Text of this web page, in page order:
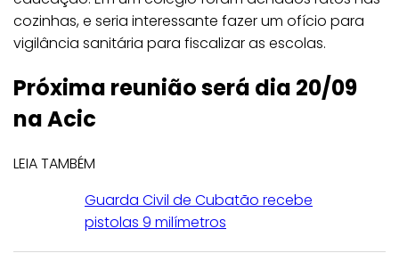
cozinhas, e seria interessante fazer um ofício para
vigilância sanitária para fiscalizar as escolas.
Próxima reunião será dia 20/09
na Acic
LEIA TAMBÉM
Guarda Civil de Cubatão recebe
pistolas 9 milímetros